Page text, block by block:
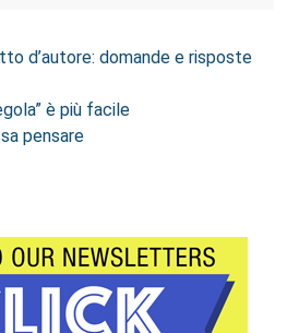
d’autore: domande e risposte
è più facile
pensare